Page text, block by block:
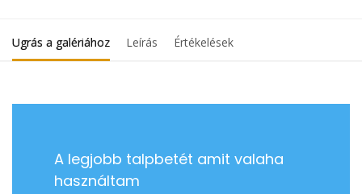
Ugrás a galériához Leírás Értékelések
A legjobb talpbetét amit valaha
használtam